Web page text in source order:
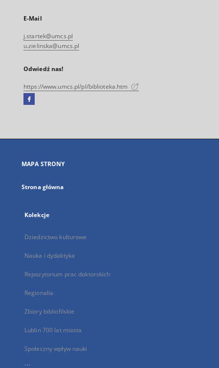
E-Mail
j.startek@umcs.pl
u.zielinska@umcs.pl
Odwiedź nas!
https://www.umcs.pl/pl/biblioteka.htm
Facebook
się
karcie
MAPA STRONY
Strona główna
Kolekcje
Dziedzictwo kulturowe
Nauka i dydaktyka
Repozytorium prac doktorskich
Regionalia
Zbiory bibliofilskie
Lublin 700 lat miasta
Społeczny wpływ nauki
...